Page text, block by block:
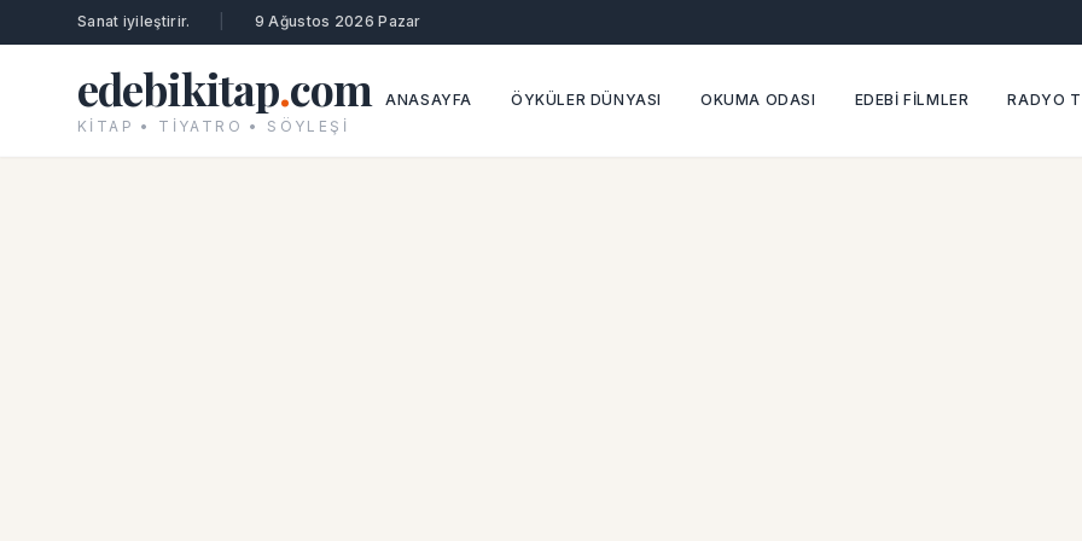
Sanat iyileştirir. 9 Ağustos 2026 Pazar
edebikitap.com
KITAP • TIYATRO • SÖYLEŞI
ANASAYFA ÖYKÜLER DÜNYASI OKUMA ODASI EDEBİ FİLMLER RADYO